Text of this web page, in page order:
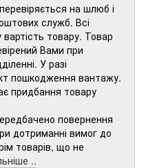
на шлюб і
служб. Всі
товару. Товар
Вами при
У разі
пошкодження вантажу.
придбання товару
повернення
дотриманні вимог до
товарів, що не
..